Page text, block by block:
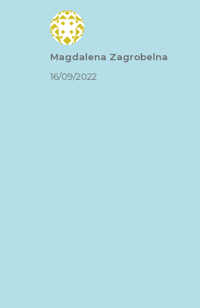
Autor
Magdalena Zagrobelna
Data
16/09/2022